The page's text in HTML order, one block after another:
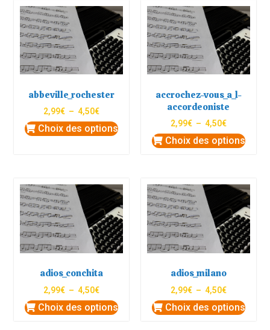
abbeville_rochester
2,99€ – 4,50€
Choix des options
accrochez-vous_a_l-
accordeoniste
2,99€ – 4,50€
Choix des options
adios_conchita
2,99€ – 4,50€
Choix des options
adios_milano
2,99€ – 4,50€
Choix des options